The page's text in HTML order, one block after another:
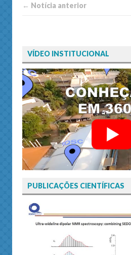
← Notí­cia anterior
VÍDEO INSTITUCIONAL
PUBLICAÇÕES CIENTÍFICAS